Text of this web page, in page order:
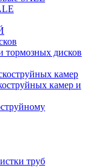
тормозных дисков
камер
камер и
труб